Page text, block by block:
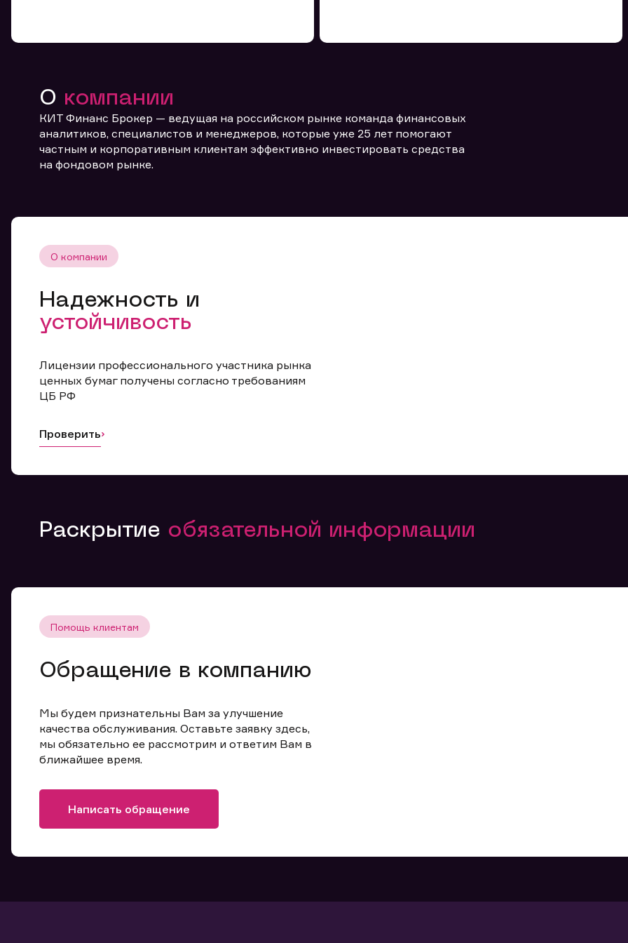
О компании
КИТ Финанс Брокер — ведущая на российском рынке команда финансовых
аналитиков, специалистов и менеджеров, которые уже 25 лет помогают
частным и корпоративным клиентам эффективно инвестировать средства
на фондовом рынке.
О компании
Надежность и
устойчивость
Лицензии профессионального участника рынка
ценных бумаг получены согласно требованиям
ЦБ РФ
Проверить
Раскрытие обязательной информации
Помощь клиентам
Обращение в компанию
Мы будем признательны Вам за улучшение
качества обслуживания. Оставьте заявку здесь,
мы обязательно ее рассмотрим и ответим Вам в
ближайшее время.
Написать обращение
Отправить заявку